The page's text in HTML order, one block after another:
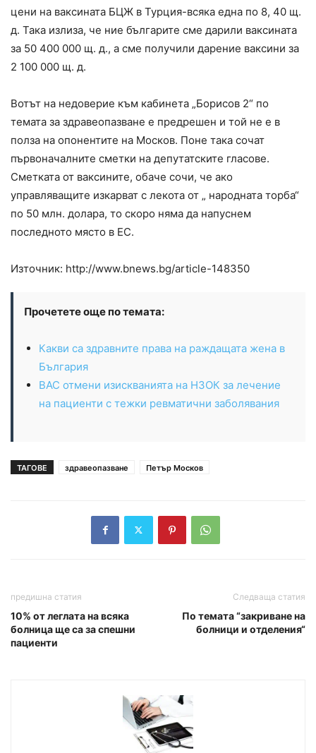
цени на ваксината БЦЖ в Турция-всяка една по 8, 40 щ.
д. Така излиза, че ние българите сме дарили ваксината
за 50 400 000 щ. д., а сме получили дарение ваксини за
2 100 000 щ. д.
Вотът на недоверие към кабинета „Борисов 2“ по
темата за здравеопазване е предрешен и той не е в
полза на опонентите на Москов. Поне така сочат
първоначалните сметки на депутатските гласове.
Сметката от ваксините, обаче сочи, че ако
управляващите изкарват с лекота от „ народната торба“
по 50 млн. долара, то скоро няма да напуснем
последното място в ЕС.
Източник: http://www.bnews.bg/article-148350
Прочетете още по темата:
Какви са здравните права на раждащата жена в
България
ВАС отмени изискванията на НЗОК за лечение
на пациенти с тежки ревматични заболявания
ТАГОВЕ здравеопазване Петър Москов
предишна статия
10% от леглата на всяка
болница ще са за спешни
пациенти
Следваща статия
По темата “закриване на
болници и отделения“